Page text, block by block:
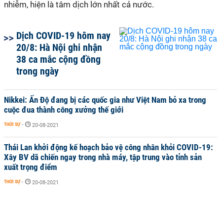
nhiễm, hiện là tâm dịch lớn nhất cả nước.
Dịch COVID-19 hôm nay
20/8: Hà Nội ghi nhận
38 ca mắc cộng đồng
trong ngày
Nikkei: Ấn Độ đang bị các quốc gia như Việt Nam bỏ xa trong
cuộc đua thành công xưởng thế giới
THỜI SỰ - 20-08-2021
Thái Lan khởi động kế hoạch bảo vệ công nhân khỏi COVID-19:
Xây BV dã chiến ngay trong nhà máy, tập trung vào tỉnh sản
xuất trọng điểm
THỜI SỰ - 20-08-2021